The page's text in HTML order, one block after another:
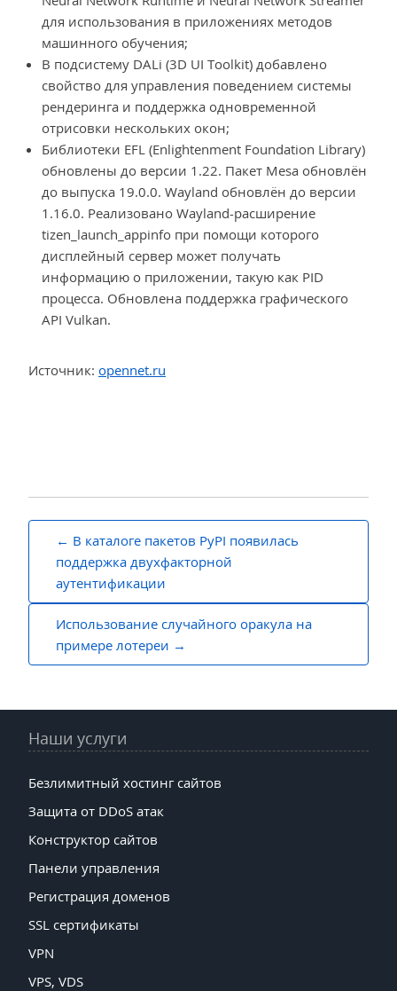
для использования в приложениях методов
машинного обучения;
В подсистему DALi (3D UI Toolkit) добавлено
свойство для управления поведением системы
рендеринга и поддержка одновременной
отрисовки нескольких окон;
Библиотеки EFL (Enlightenment Foundation Library)
обновлены до версии 1.22. Пакет Mesa обновлён
до выпуска 19.0.0. Wayland обновлён до версии
1.16.0. Реализовано Wayland-расширение
tizen_launch_appinfo при помощи которого
дисплейный сервер может получать
информацию о приложении, такую как PID
процесса. Обновлена поддержка графического
API Vulkan.
Источник: opennet.ru
Навигация
записям
В каталоге пакетов PyPI появилась
поддержка двухфакторной
аутентификации
Использование случайного оракула на
примере лотереи
Наши услуги
Безлимитный хостинг сайтов
Защита от DDoS атак
Конструктор сайтов
Панели управления
Регистрация доменов
SSL сертификаты
VPN
VPS, VDS